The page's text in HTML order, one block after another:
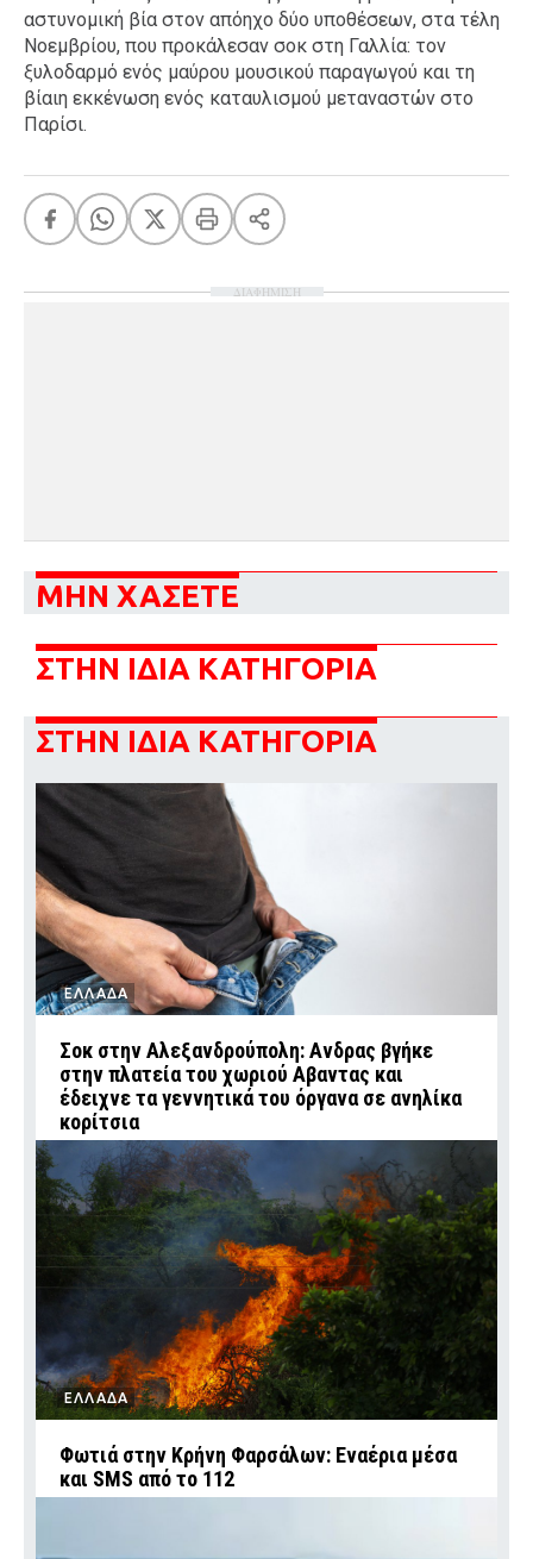
αστυνομική βία στον απόηχο δύο υποθέσεων, στα τέλη
Νοεμβρίου, που προκάλεσαν σοκ στη Γαλλία: τον
ξυλοδαρμό ενός μαύρου μουσικού παραγωγού και τη
βίαιη εκκένωση ενός καταυλισμού μεταναστών στο
Παρίσι.
ΔΙΑΦΗΜΙΣΗ
ΜΗΝ ΧΑΣΕΤΕ
ΣΤΗΝ ΙΔΙΑ ΚΑΤΗΓΟΡΙΑ
ΣΤΗΝ ΙΔΙΑ ΚΑΤΗΓΟΡΙΑ
ΕΛΛΑΔΑ
Σοκ στην Αλεξανδρούπολη: Ανδρας βγήκε
στην πλατεία του χωριού Αβαντας και
έδειχνε τα γεννητικά του όργανα σε ανηλίκα
κορίτσια
ΕΛΛΑΔΑ
Φωτιά στην Κρήνη Φαρσάλων: Εναέρια μέσα
και SMS από το 112